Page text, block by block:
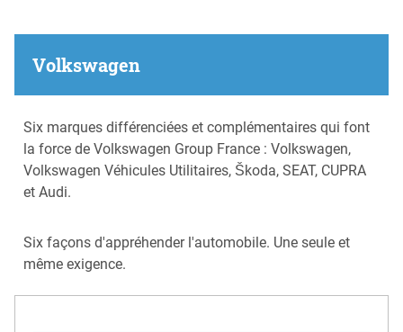
Volkswagen
Six marques différenciées et complémentaires qui font
la force de Volkswagen Group France : Volkswagen,
Volkswagen Véhicules Utilitaires, Škoda, SEAT, CUPRA
et Audi.
Six façons d'appréhender l'automobile. Une seule et
même exigence.